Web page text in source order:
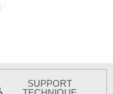
SUPPORT